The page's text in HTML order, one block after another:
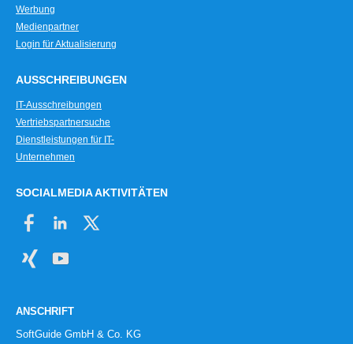
Werbung
Medienpartner
Login für Aktualisierung
AUSSCHREIBUNGEN
IT-Ausschreibungen
Vertriebspartnersuche
Dienstleistungen für IT-
Unternehmen
SOCIALMEDIA AKTIVITÄTEN
ANSCHRIFT
SoftGuide GmbH & Co. KG